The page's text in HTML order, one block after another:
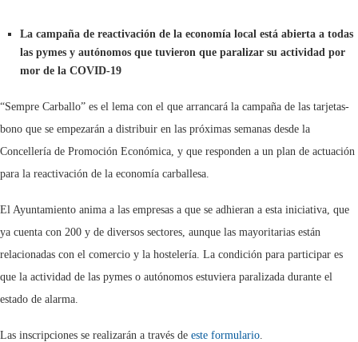
La campaña de reactivación de la economía local está abierta a todas
las pymes y autónomos que tuvieron que paralizar su actividad por
mor de la COVID-19
“Sempre Carballo” es el lema con el que arrancará la campaña de las tarjetas-
bono que se empezarán a distribuir en las próximas semanas desde la
Concellería de Promoción Económica, y que responden a un plan de actuación
para la reactivación de la economía carballesa.
El Ayuntamiento anima a las empresas a que se adhieran a esta iniciativa, que
ya cuenta con 200 y de diversos sectores, aunque las mayoritarias están
relacionadas con el comercio y la hostelería. La condición para participar es
que la actividad de las pymes o autónomos estuviera paralizada durante el
estado de alarma.
Las inscripciones se realizarán a través de este formulario